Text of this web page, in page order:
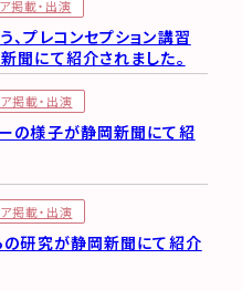
掲載・出演
、プレコンセプション講習
聞にて紹介されました。
ア掲載・出演
の様子が静岡新聞にて紹
ア掲載・出演
研究が静岡新聞にて紹介